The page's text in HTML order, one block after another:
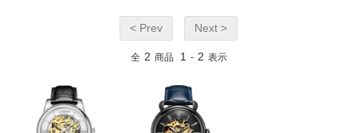
ROSEGOLD
< Prev Next >
全 2 商品 1 - 2 表示